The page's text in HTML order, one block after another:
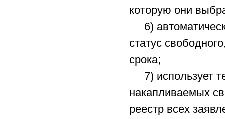
которую они
6)
статус
срока;
7) использует
накапливаемых
реестр всех